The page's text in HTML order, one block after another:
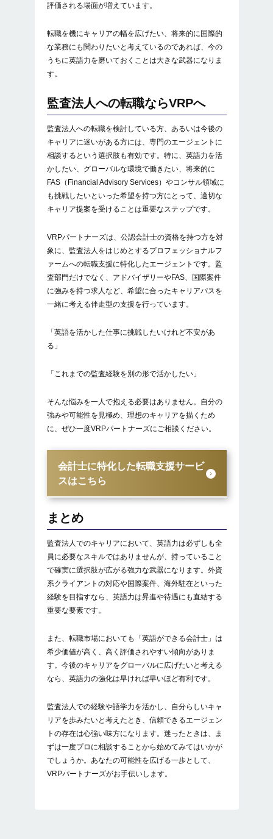
評価される場面が増えています。
転職を機にキャリアの幅を広げたい、将来的に国際的
な業務にも関わりたいと考えているのであれば、今の
うちに英語力を磨いておくことは大きな武器になりま
す。
監査法人への転職ならVRPへ
監査法人への転職を検討している方、あるいは今後の
キャリアに迷いがある方には、専門のエージェントに
相談するという選択肢も有効です。特に、英語力を活
かしたい、グローバルな環境で働きたい、将来的に
FAS（Financial Advisory Services）やコンサル領域に
も挑戦したいといった希望を持つ方にとって、適切な
キャリア提案を受けることは重要なステップです。
VRPパートナーズは、公認会計士の資格を持つ方を対
象に、監査法人をはじめとするプロフェッショナルフ
ァームへの転職支援に特化したエージェントです。監
査部門だけでなく、アドバイザリーやFAS、国際案件
に強みを持つ求人など、希望に合ったキャリアパスを
一緒に考える伴走型の支援を行っています。
「英語を活かした仕事に挑戦したいけれど不安があ
る」
「これまでの監査経験を別の形で活かしたい」
そんな悩みを一人で抱える必要はありません。自分の
強みや可能性を見極め、理想のキャリアを描くため
に、ぜひ一度VRPパートナーズにご相談ください。
会計士に特化した転職支援サービ
スはこちら
まとめ
監査法人でのキャリアにおいて、英語力は必ずしも全
員に必要なスキルではありませんが、持っていること
で確実に選択肢が広がる強力な武器になります。外資
系クライアントの対応や国際案件、海外駐在といった
経験を目指すなら、英語力は昇進や待遇にも直結する
重要な要素です。
また、転職市場においても「英語ができる会計士」は
希少価値が高く、高く評価されやすい傾向がありま
す。今後のキャリアをグローバルに広げたいと考える
なら、英語力の強化は早ければ早いほど有利です。
監査法人での経験や語学力を活かし、自分らしいキャ
リアを歩みたいと考えたとき、信頼できるエージェン
トの存在は心強い味方になります。迷ったときは、ま
ずは一度プロに相談することから始めてみてはいかが
でしょうか。あなたの可能性を広げる一歩として、
VRPパートナーズがお手伝いします。